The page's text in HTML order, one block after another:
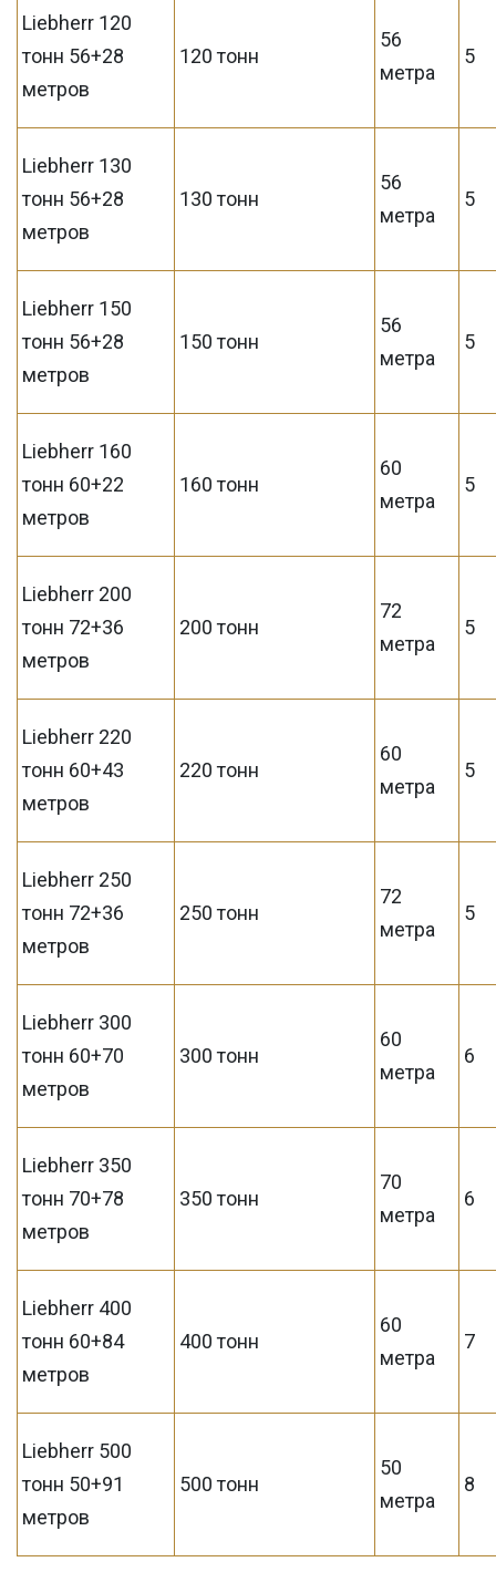
Liebherr 120
тонн 56+28
метров
120 тонн
56
метра
5
Liebherr 130
тонн 56+28
метров
130 тонн
56
метра
5
Liebherr 150
тонн 56+28
метров
150 тонн
56
метра
5
Liebherr 160
тонн 60+22
метров
160 тонн
60
метра
5
Liebherr 200
тонн 72+36
метров
200 тонн
72
метра
5
Liebherr 220
тонн 60+43
метров
220 тонн
60
метра
5
Liebherr 250
тонн 72+36
метров
250 тонн
72
метра
5
Liebherr 300
тонн 60+70
метров
300 тонн
60
метра
6
Liebherr 350
тонн 70+78
метров
350 тонн
70
метра
6
Liebherr 400
тонн 60+84
метров
400 тонн
60
метра
7
Liebherr 500
тонн 50+91
метров
500 тонн
50
метра
8